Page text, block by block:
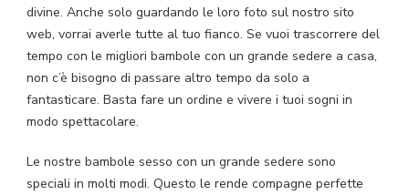
divine. Anche solo guardando le loro foto sul nostro sito
web, vorrai averle tutte al tuo fianco. Se vuoi trascorrere del
tempo con le migliori bambole con un grande sedere a casa,
non c’è bisogno di passare altro tempo da solo a
fantasticare. Basta fare un ordine e vivere i tuoi sogni in
modo spettacolare.
Le nostre bambole sesso con un grande sedere sono
speciali in molti modi. Questo le rende compagne perfette